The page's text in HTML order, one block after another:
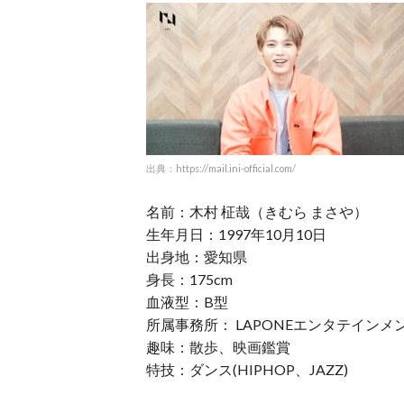
出典：https://mail.ini-official.com/
名前：木村 柾哉（きむら まさや）
生年月日：1997年10月10日
出身地：愛知県
身長：175cm
血液型：B型
所属事務所： LAPONEエンタテインメ
趣味：散歩、映画鑑賞
特技：ダンス(HIPHOP、JAZZ)